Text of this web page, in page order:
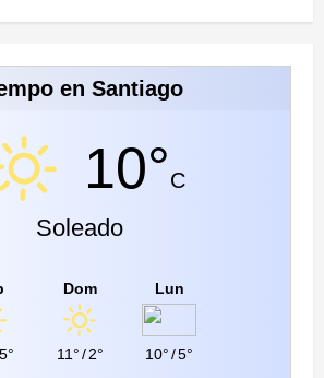
en Santiago
10°C
Soleado
5°
Dom
11°/ 2°
Lun
10°/5°